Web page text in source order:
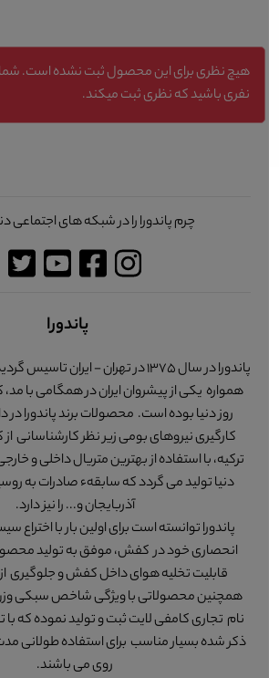
هیچ نظری برای این محصول ثبت نشده است. شما
نفری باشید که نظری ثبت میکند.
چرم پاندورا را در شبکه های اجتماعی
پاندورا
پاندورا در سال 1375 در تهران - ایران
همواره یکی از پیشروان ایران در همگامی با مد،
روز دنیا بوده است. محصولات برند پاندورا در
کارگیری نیروهای بومی زیر نظر کارشناسانی از
ترکیه، با استفاده از بهترین متریال داخلی و
دنیا تولید می گردد که سابقهء صادرات به
آذربایجان و... را نیز دارد.
پاندورا توانسته است برای اولین بار با اختراع
انحصاری خود در کفش، موفق به تولید محصولات
قابلیت تخلیه هوای داخل کفش و جلوگیری از
همچنین محصولاتی با ویژگی شاخص سبکی وزن
نام تجاری کامفی لایت ثبت و تولید نموده که با
ذکر شده بسیار مناسب برای استفاده طولانی
روی می باشند.